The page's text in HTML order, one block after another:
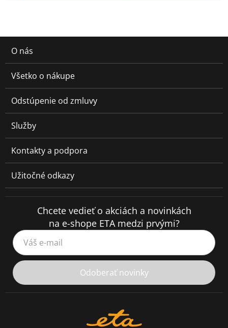
O nás
Všetko o nákupe
Odstúpenie od zmluvy
Služby
Kontakty a podpora
Užitočné odkazy
Chcete vedieť o akciách a novinkách
na e-shope ETA medzi prvými?
Váš e-mail
Odoberať novinky